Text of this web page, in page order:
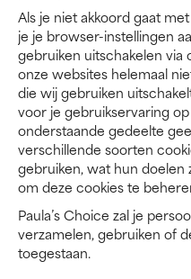
Als je niet akkoord gaat
je je browser-instellingen
gebruiken uitschakelen
onze websites helemaal
die wij gebruiken
voor je gebruikservaring
onderstaande gedeelte
verschillende soorten
gebruiken, wat hun doelen
om deze cookies te
Paula’s Choice zal je
verzamelen, gebruiken of
toegestaan.